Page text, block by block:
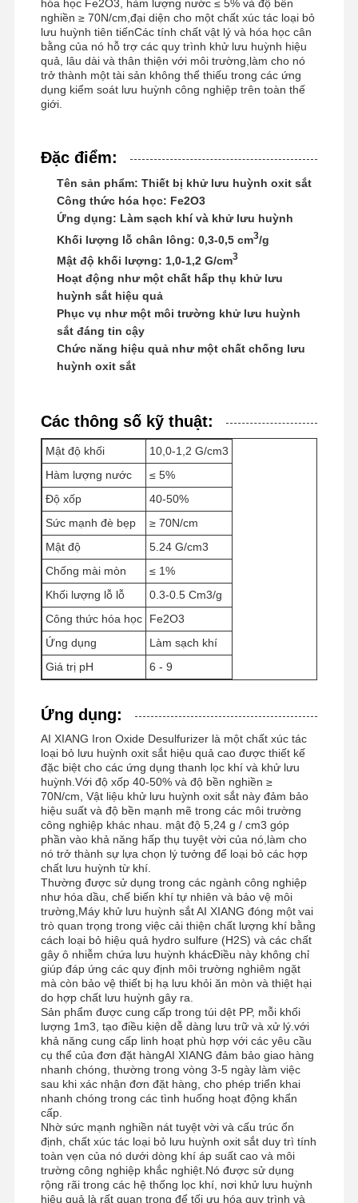
Polyacrylamit anion
polyacrylamit không ion
Phân hợp phân bón chất bảo vệ giải phóng chậm
Chất làm gel để phá vỡ axit hóa
Thuốc trầm tích nhiệt độ cao
Khử lưu huỳnh
hóa học Fe2O3, hàm lượng nước ≤ 5% và độ bền
nghiền ≥ 70N/cm,đại diện cho một chất xúc tác loại bỏ
lưu huỳnh tiên tiếnCác tính chất vật lý và hóa học cân
bằng của nó hỗ trợ các quy trình khử lưu huỳnh hiệu
quả, lâu dài và thân thiện với môi trường,làm cho nó
trở thành một tài sản không thể thiếu trong các ứng
dụng kiểm soát lưu huỳnh công nghiệp trên toàn thế
giới.
Đặc điểm:
Tên sản phẩm: Thiết bị khử lưu huỳnh oxit sắt
Công thức hóa học: Fe2O3
Ứng dụng: Làm sạch khí và khử lưu huỳnh
Khối lượng lỗ chân lông: 0,3-0,5 cm3/g
Mật độ khối lượng: 1,0-1,2 G/cm3
Hoạt động như một chất hấp thụ khử lưu
huỳnh sắt hiệu quả
Phục vụ như một môi trường khử lưu huỳnh
sắt đáng tin cậy
Chức năng hiệu quả như một chất chống lưu
huỳnh oxit sắt
Các thông số kỹ thuật:
Mật độ khối
10,0-1,2 G/cm3
Hàm lượng nước
≤ 5%
Độ xốp
40-50%
Sức mạnh đè bẹp
≥ 70N/cm
Mật độ
5.24 G/cm3
Chống mài mòn
≤ 1%
Khối lượng lỗ lỗ
0.3-0.5 Cm3/g
Công thức hóa học
Fe2O3
Ứng dụng
Làm sạch khí
Giá trị pH
6 - 9
Ứng dụng:
AI XIANG Iron Oxide Desulfurizer là một chất xúc tác
loại bỏ lưu huỳnh oxit sắt hiệu quả cao được thiết kế
đặc biệt cho các ứng dụng thanh lọc khí và khử lưu
huỳnh.Với độ xốp 40-50% và độ bền nghiền ≥
70N/cm, Vật liệu khử lưu huỳnh oxit sắt này đảm bảo
hiệu suất và độ bền mạnh mẽ trong các môi trường
công nghiệp khác nhau. mật độ 5,24 g / cm3 góp
phần vào khả năng hấp thụ tuyệt vời của nó,làm cho
nó trở thành sự lựa chọn lý tưởng để loại bỏ các hợp
chất lưu huỳnh từ khí.
Thường được sử dụng trong các ngành công nghiệp
như hóa dầu, chế biến khí tự nhiên và bảo vệ môi
trường,Máy khử lưu huỳnh sắt AI XIANG đóng một vai
trò quan trọng trong việc cải thiện chất lượng khí bằng
cách loại bỏ hiệu quả hydro sulfure (H2S) và các chất
gây ô nhiễm chứa lưu huỳnh khácĐiều này không chỉ
giúp đáp ứng các quy định môi trường nghiêm ngặt
mà còn bảo vệ thiết bị hạ lưu khỏi ăn mòn và thiệt hại
do hợp chất lưu huỳnh gây ra.
Sản phẩm được cung cấp trong túi dệt PP, mỗi khối
lượng 1m3, tạo điều kiện dễ dàng lưu trữ và xử lý.với
khả năng cung cấp linh hoạt phù hợp với các yêu cầu
cụ thể của đơn đặt hàngAI XIANG đảm bảo giao hàng
nhanh chóng, thường trong vòng 3-5 ngày làm việc
sau khi xác nhận đơn đặt hàng, cho phép triển khai
nhanh chóng trong các tình huống hoạt động khẩn
cấp.
Nhờ sức mạnh nghiền nát tuyệt vời và cấu trúc ổn
định, chất xúc tác loại bỏ lưu huỳnh oxit sắt duy trì tính
toàn vẹn của nó dưới dòng khí áp suất cao và môi
trường công nghiệp khắc nghiệt.Nó được sử dụng
rộng rãi trong các hệ thống lọc khí, nơi khử lưu huỳnh
hiệu quả là rất quan trọng để tối ưu hóa quy trình và